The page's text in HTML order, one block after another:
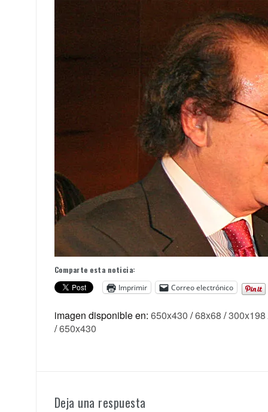
Comparte esta noticia:
Imprimir
Correo electrónico
imagen disponible en: 650x430 /68x68 /300x198
/650x430
Deja una respuesta